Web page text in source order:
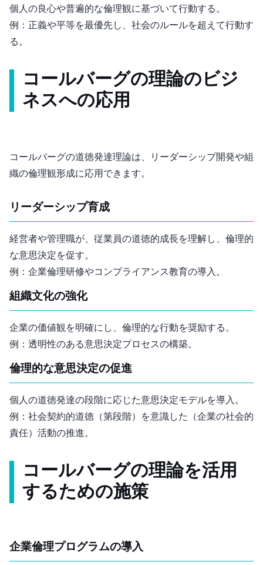
個人の良心や普遍的な倫理観に基づいて行動する。
例：正義や平等を最優先し、社会のルールを超えて行動す
る。
コールバーグの理論のビジ
ネスへの応用
コールバーグの道徳発達理論は、リーダーシップ開発や組
織の倫理観形成に応用できます。
リーダーシップ育成
経営者や管理職が、従業員の道徳的成長を理解し、倫理的
な意思決定を促す。
例：企業倫理研修やコンプライアンス教育の導入。
組織文化の強化
企業の価値観を明確にし、倫理的な行動を奨励する。
例：透明性のある意思決定プロセスの構築。
倫理的な意思決定の促進
個人の道徳発達の段階に応じた意思決定モデルを導入。
例：社会契約的道徳（第5段階）を意識したCSR（企業の社会的
責任）活動の推進。
コールバーグの理論を活用
するための施策
企業倫理プログラムの導入